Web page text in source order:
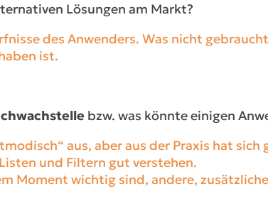
Lösungen am Markt?
des Anwenders. Was nicht
ist.
bzw. was könnte einigen
aus, aber aus der Praxis hat sich
und Filtern gut verstehen.
Moment wichtig sind, andere,